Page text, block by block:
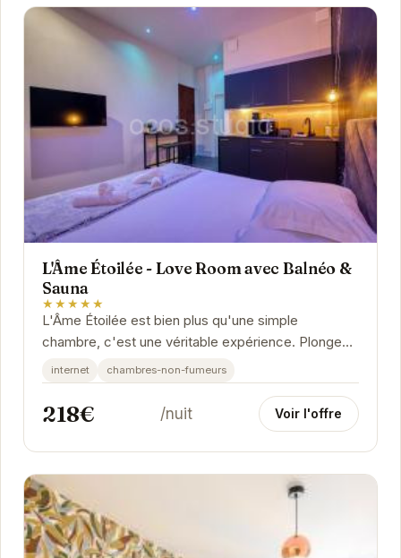
L'Âme Étoilée - Love Room avec Balnéo &
Sauna
★★★★★
L'Âme Étoilée est bien plus qu'une simple
chambre, c'est une véritable expérience. Plongez
dans l'ambiance relaxante du balnéo privatif,...
internet chambres-non-fumeurs
218€ /nuit Voir l'offre